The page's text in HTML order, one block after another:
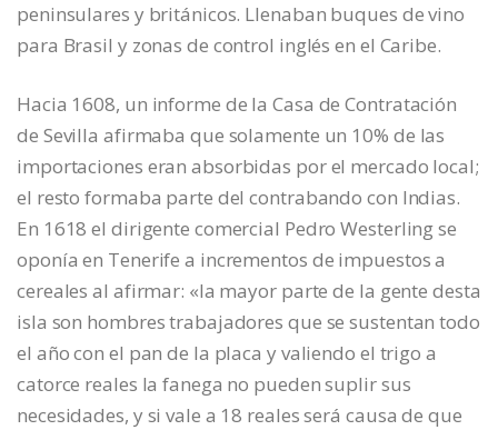
peninsulares y británicos. Llenaban buques de vino
para Brasil y zonas de control inglés en el Caribe.
Hacia 1608, un informe de la Casa de Contratación
de Sevilla afirmaba que solamente un 10% de las
importaciones eran absorbidas por el mercado local;
el resto formaba parte del contrabando con Indias.
En 1618 el dirigente comercial Pedro Westerling se
oponía en Tenerife a incrementos de impuestos a
cereales al afirmar: «la mayor parte de la gente desta
isla son hombres trabajadores que se sustentan todo
el año con el pan de la placa y valiendo el trigo a
catorce reales la fanega no pueden suplir sus
necesidades, y si vale a 18 reales será causa de que